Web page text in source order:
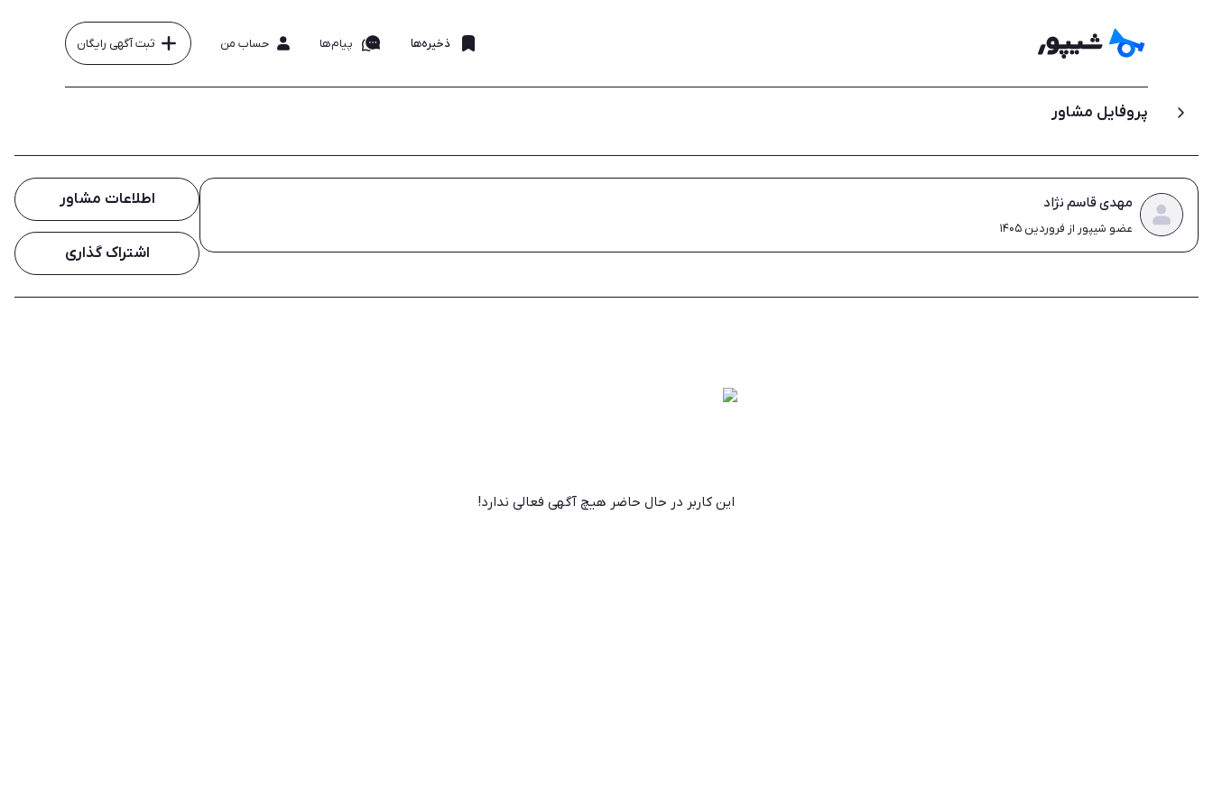
ذخیره‌ها پیام‌ها حساب من ثبت آگهی رایگان
پروفایل مشاور
مهدی قاسم نژاد
عضو شیپور از فروردین ۱۴۰۵
اطلاعات مشاور
اشتراک گذاری
این کاربر در حال حاضر هیچ آگهی فعالی ندارد!